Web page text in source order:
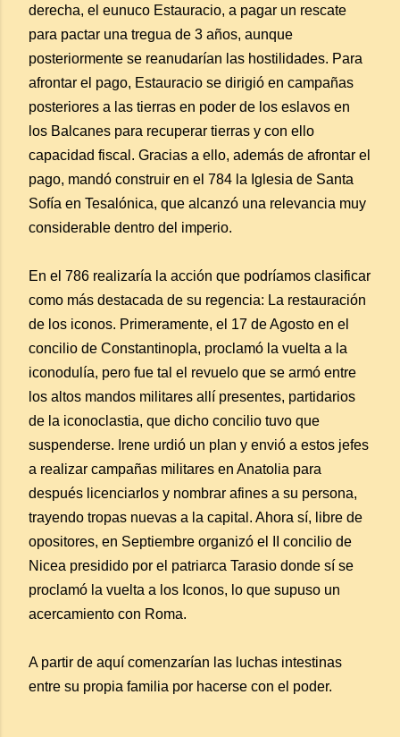
derecha, el eunuco Estauracio, a pagar un rescate
para pactar una tregua de 3 años, aunque
posteriormente se reanudarían las hostilidades. Para
afrontar el pago, Estauracio se dirigió en campañas
posteriores a las tierras en poder de los eslavos en
los Balcanes para recuperar tierras y con ello
capacidad fiscal. Gracias a ello, además de afrontar el
pago, mandó construir en el 784 la Iglesia de Santa
Sofía en Tesalónica, que alcanzó una relevancia muy
considerable dentro del imperio.
En el 786 realizaría la acción que podríamos clasificar
como más destacada de su regencia: La restauración
de los iconos. Primeramente, el 17 de Agosto en el
concilio de Constantinopla, proclamó la vuelta a la
iconodulía, pero fue tal el revuelo que se armó entre
los altos mandos militares allí presentes, partidarios
de la iconoclastia, que dicho concilio tuvo que
suspenderse. Irene urdió un plan y envió a estos jefes
a realizar campañas militares en Anatolia para
después licenciarlos y nombrar afines a su persona,
trayendo tropas nuevas a la capital. Ahora sí, libre de
opositores, en Septiembre organizó el II concilio de
Nicea presidido por el patriarca Tarasio donde sí se
proclamó la vuelta a los Iconos, lo que supuso un
acercamiento con Roma.
A partir de aquí comenzarían las luchas intestinas
entre su propia familia por hacerse con el poder.